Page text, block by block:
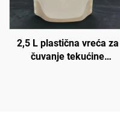
2,5 L plastična vreća za
čuvanje tekućine